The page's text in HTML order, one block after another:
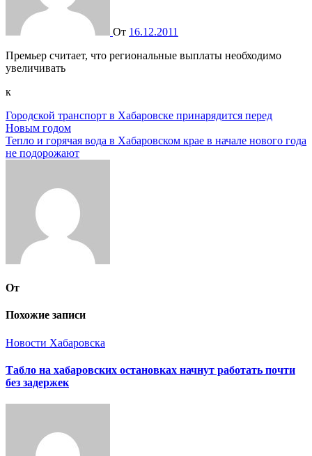
От 16.12.2011
Премьер считает, что региональные выплаты необходимо
увеличивать
к
Навигация
по
записям
Городской транспорт в Хабаровске принарядится перед
Новым годом
Тепло и горячая вода в Хабаровском крае в начале нового года
не подорожают
От
Похожие записи
Новости Хабаровска
Табло на хабаровских остановках начнут работать почти
без задержек